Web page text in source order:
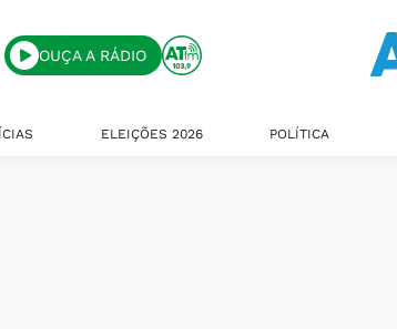
OUÇA A RÁDIO
ELEIÇÕES 2026 POLÍTICA